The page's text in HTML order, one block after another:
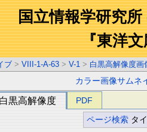
国立情報学研究
『東洋
ブ > VIII-1-A-63 > V-1 > 白黒高解像度画
カラー画像サムネ
白黒高解像度 PDF
ページ検索 タ